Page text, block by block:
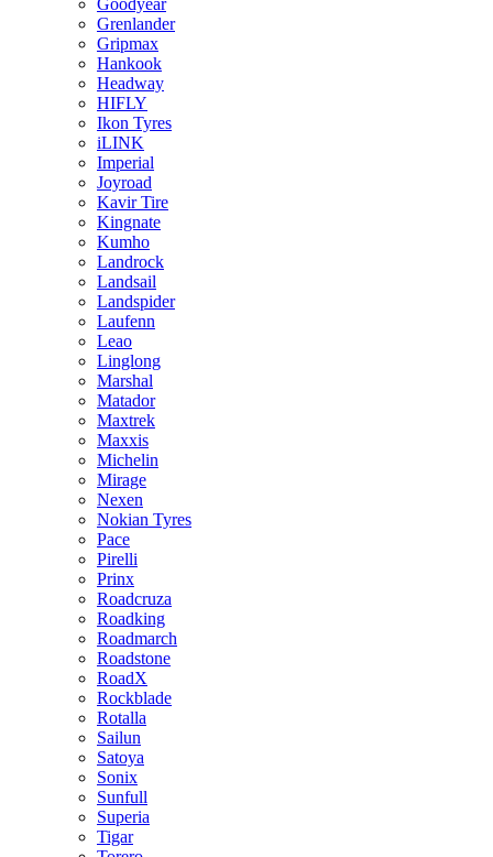
Goodyear
Grenlander
Gripmax
Hankook
Headway
HIFLY
Ikon Tyres
iLINK
Imperial
Joyroad
Kavir Tire
Kingnate
Kumho
Landrock
Landsail
Landspider
Laufenn
Leao
Linglong
Marshal
Matador
Maxtrek
Maxxis
Michelin
Mirage
Nexen
Nokian Tyres
Pace
Pirelli
Prinx
Roadcruza
Roadking
Roadmarch
Roadstone
RoadX
Rockblade
Rotalla
Sailun
Satoya
Sonix
Sunfull
Superia
Tigar